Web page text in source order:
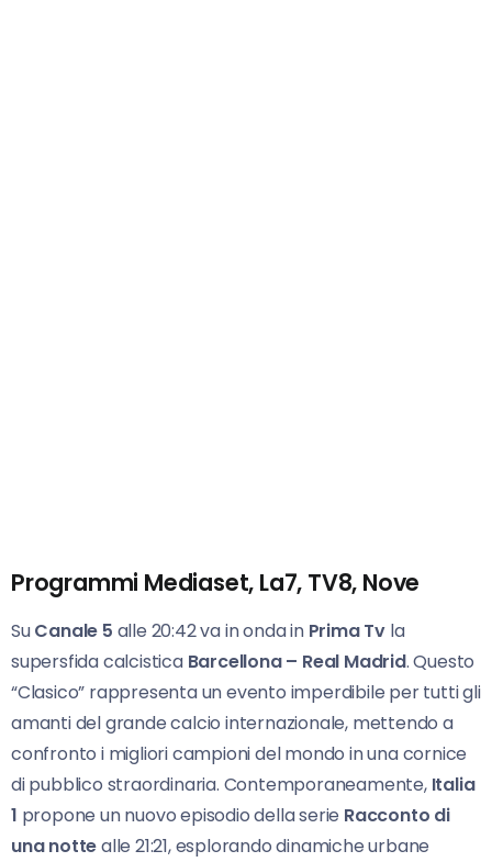
Programmi Mediaset, La7, TV8, Nove
SuCanale 5 alle 20:42 va in onda in Prima Tv la
supersfida calcistica Barcellona – Real Madrid. Questo
“Clasico” rappresenta un evento imperdibile per tutti gli
amanti del grande calcio internazionale, mettendo a
confronto i migliori campioni del mondo in una cornice
di pubblico straordinaria. Contemporaneamente, Italia
1 propone un nuovo episodio della serie Racconto di
una nottealle 21:21, esplorando dinamiche urbane